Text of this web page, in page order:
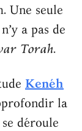
Une seule
a pas de
Torah.
Kenéh
la
déroule